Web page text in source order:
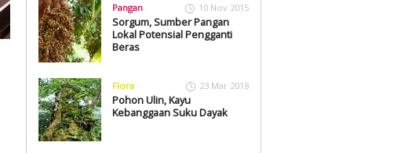
Pangan 10 Nov 2015
Sorgum, Sumber Pangan
Lokal Potensial Pengganti
Beras
Flora 23 Mar 2018
Pohon Ulin, Kayu
Kebanggaan Suku Dayak